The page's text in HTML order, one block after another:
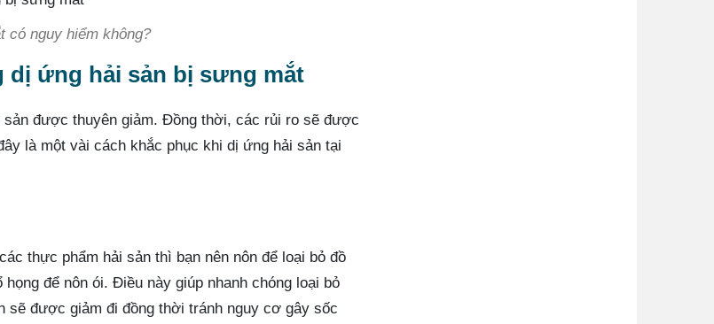
có nguy hiểm không?
dị ứng hải sản bị sưng mắt
được thuyên giảm. Đồng thời, các rủi ro sẽ được
là một vài cách khắc phục khi dị ứng hải sản tại
thực phẩm hải sản thì bạn nên nôn để loại bỏ đồ
để nôn ói. Điều này giúp nhanh chóng loại bỏ
sẽ được giảm đi đồng thời tránh nguy cơ gây sốc